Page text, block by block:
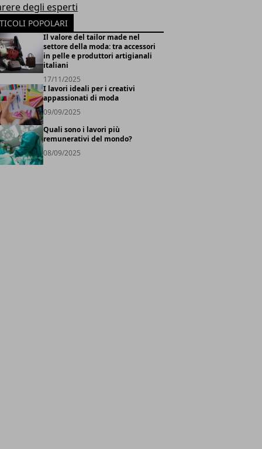
degli esperti
POPOLARI
Il valore del tailor made nel
settore della moda: tra accessori
in pelle e produttori artigianali
italiani
17/11/2025
I lavori ideali per i creativi
appassionati di moda
09/09/2025
Quali sono i lavori più
remunerativi del mondo?
08/09/2025